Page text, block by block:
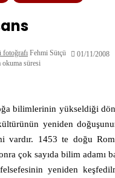
Fehmi Sütçü
01/11/2008
okuma süresi
bilimlerinin yükseldiği
yeniden
vardır. 1453 te doğu
çok sayıda bilim adamı
yeniden